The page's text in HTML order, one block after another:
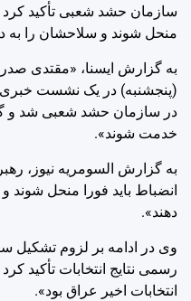
سازمان حشد شعبی تأکید کرد
منحل شوند و سلاحشان را به
به گزارش ایسنا، «مقتدی
(پنجشنبه) در یک نشست
در سازمان حشد شعبی شد و
خدمت شوند».
به گزارش السومریه نیوز،
انضباط باید فورا منحل شوند
دهند».
وی در ادامه بر لزوم تشکیل
رسمی نتایج انتخابات تأکید
انتخابات اخیر عراق بود».